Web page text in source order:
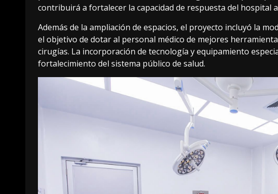
contribuirá a fortalecer la capacidad de respuesta del hospital
Además de la ampliación de espacios, el proyecto incluyó la
el objetivo de dotar al personal médico de mejores
cirugías. La incorporación de tecnología y equipamiento
fortalecimiento del sistema público de salud.